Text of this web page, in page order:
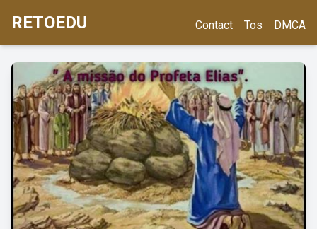
RETOEDU Contact Tos DMCA